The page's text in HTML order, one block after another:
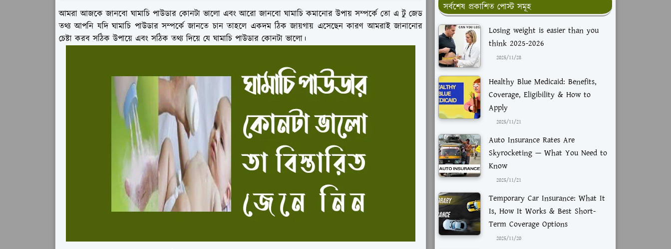
আমরা আজকে জানবো ঘামাচি পাউডার কোনটা ভালো এবং আরো জানবো ঘামাচি কমানোর উপায় সম্পর্কে তো এ টু জেড
তথ্য আপনি যদি ঘামাচি পাউডার সম্পর্কে জানতে চান তাহলে একদম ঠিক জায়গায় এসেছেন কারণ আমরাই জানানোর
চেষ্টা করব সঠিক উপায়ে এবং সঠিক তথ্য দিয়ে যে ঘামাচি পাউডার কোনটা ভালো।
সর্বশেষ প্রকাশিত পোস্ট সমূহ
Losing weight is easier than you
think 2025-2026
2025/11/28
Healthy Blue Medicaid: Benefits,
Coverage, Eligibility & How to
Apply
2025/11/21
Auto Insurance Rates Are
Skyrocketing — What You Need to
Know
2025/11/21
Temporary Car Insurance: What It
Is, How It Works & Best Short-
Term Coverage Options
2025/11/20